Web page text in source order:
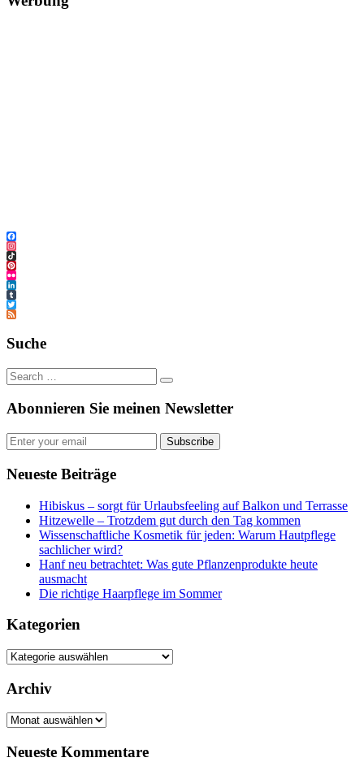
Facebook
Instagram
TikTok
Pinterest
Flickr
LinkedIn
Tumblr
Twitter
Feed
Suche
Abonnieren Sie meinen Newsletter
Subscribe
Neueste Beiträge
Hibiskus – sorgt für Urlaubsfeeling auf Balkon und Terrasse
Hitzewelle – Trotzdem gut durch den Tag kommen
Wissenschaftliche Kosmetik für jeden: Warum Hautpflege
sachlicher wird?
Hanf neu betrachtet: Was gute Pflanzenprodukte heute
ausmacht
Die richtige Haarpflege im Sommer
Kategorien
Kategorien
Archiv
Archiv
Neueste Kommentare